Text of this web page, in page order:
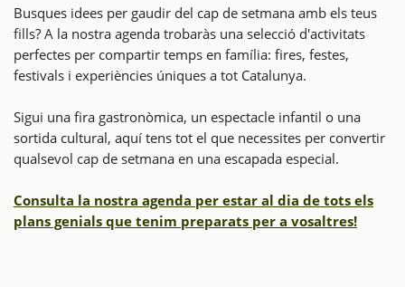
Busques idees per gaudir del cap de setmana amb els teus
fills? A la nostra agenda trobaràs una selecció d'activitats
perfectes per compartir temps en família: fires, festes,
festivals i experiències úniques a tot Catalunya.
Sigui una fira gastronòmica, un espectacle infantil o una
sortida cultural, aquí tens tot el que necessites per convertir
qualsevol cap de setmana en una escapada especial.
Consulta la nostra agenda per estar al dia de tots els
plans genials que tenim preparats per a vosaltres!